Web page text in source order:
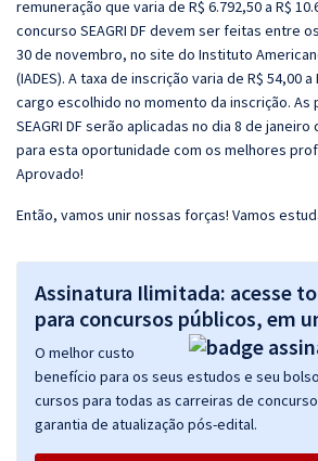
remuneração que varia de R$ 6.792,50 a R$
concurso SEAGRI DF devem ser feitas entre
30 de novembro, no site do Instituto
(IADES). A taxa de inscrição varia de R$ 54,00
cargo escolhido no momento da inscrição. As
SEAGRI DF serão aplicadas no dia 8 de
para esta oportunidade com os melhores
Aprovado!
Então, vamos unir nossas forças! Vamos
Assinatura Ilimitada: acesse
para concursos públicos, em
O melhor custo
benefício para os seus estudos e seu
cursos para todas as carreiras de
garantia de atualização pós-edital.